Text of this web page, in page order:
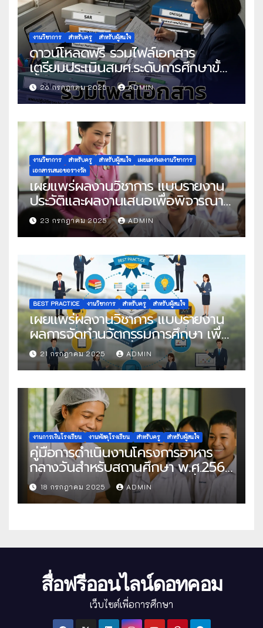
งานวิชาการ สำหรับครู สำหรับผู้สนใจ
ดาวน์โหลดฟรี รวมไฟล์เอกสาร
เตรียมประเมินสมศ.ระดับการศึกษาขั้น
พื้นฐาน
26 กรกฎาคม 2025 ADMIN
งานวิชาการ สำหรับครู สำหรับผู้สนใจ
เผยแพร่ผลงานวิชาการ
เอกสารเสนอขอรางวัล
เผยแพร่ผลงานวิชาการ แบบรายงาน
ประวัติและผลงานเสนอเพื่อพิจารณา
ในโครงการครูดีในดวงใจ ประจำปี
2568 ครั้งที่ 22
23 กรกฎาคม 2025 ADMIN
BEST PRACTICE งานวิชาการ สำหรับครู สำหรับผู้สนใจ
เผยแพร่ผลงานวิชาการ แบบรายงาน
ผลการจัดทำนวัตกรรมการศึกษา เพื่อ
คัดเลือกวิธีปฏิบัติที่เป็นเลิศ
21 กรกฎาคม 2025 ADMIN
งานการเงินโรงเรียน งานพัสดุโรงเรียน สำหรับครู สำหรับผู้สนใจ
คู่มือการดำเนินงานโครงการอาหาร
กลางวันสำหรับสถานศึกษา พ.ศ.2568
แนวทางครบถ้วนสู่การจัดการที่มี
ประสิทธิภาพ
18 กรกฎาคม 2025 ADMIN
สื่อฟรีออนไลน์ดอทคอม
เว็บไซต์เพื่อการศึกษา